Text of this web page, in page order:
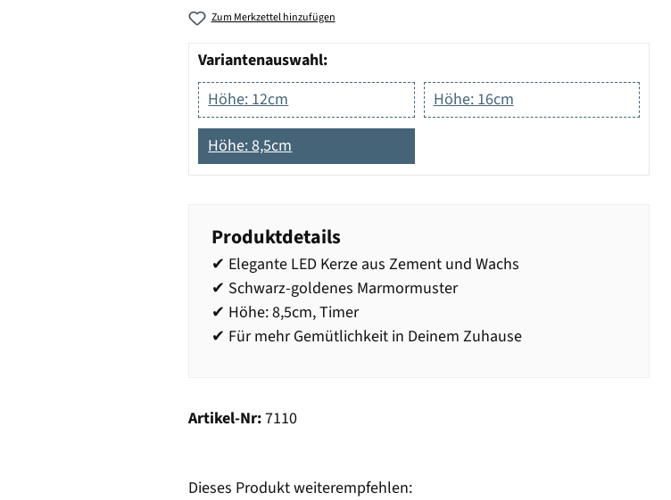
Zum Merkzettel hinzufügen
Variantenauswahl:
Höhe: 12cm
Höhe: 16cm
Höhe: 8,5cm
Produktdetails
✔ Elegante LED Kerze aus Zement und Wachs
✔ Schwarz-goldenes Marmormuster
✔ Höhe: 8,5cm, Timer
✔ Für mehr Gemütlichkeit in Deinem Zuhause
Artikel-Nr:7110
Dieses Produkt weiterempfehlen: